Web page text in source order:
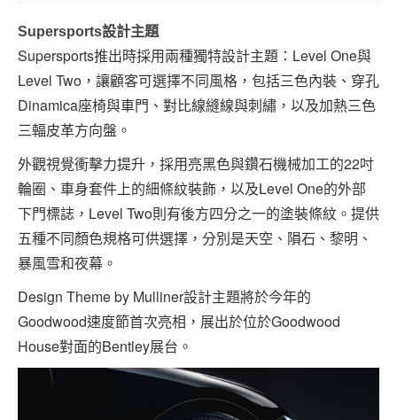
Supersports設計主題
Supersports推出時採用兩種獨特設計主題：Level One與
Level Two，讓顧客可選擇不同風格，包括三色內裝、穿孔
Dinamica座椅與車門、對比線縫線與刺繡，以及加熱三色
三輻皮革方向盤。
外觀視覺衝擊力提升，採用亮黑色與鑽石機械加工的22吋
輪圈、車身套件上的細條紋裝飾，以及Level One的外部
下門標誌，Level Two則有後方四分之一的塗裝條紋。提供
五種不同顏色規格可供選擇，分別是天空、隕石、黎明、
暴風雪和夜幕。
Design Theme by Mulliner設計主題將於今年的
Goodwood速度節首次亮相，展出於位於Goodwood
House對面的Bentley展台。